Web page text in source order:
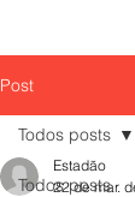
Post
Todos posts
Todos posts
Estadão
22 de mar.